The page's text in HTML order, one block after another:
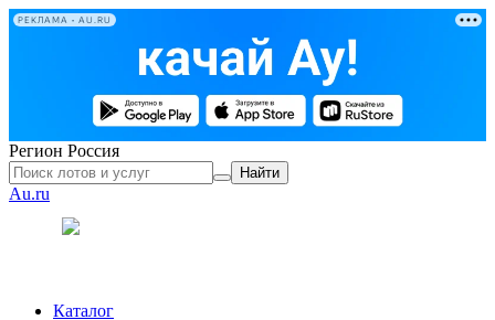
РЕКЛАМА • AU.RU
Регион Россия
Найти
Au.ru
Каталог